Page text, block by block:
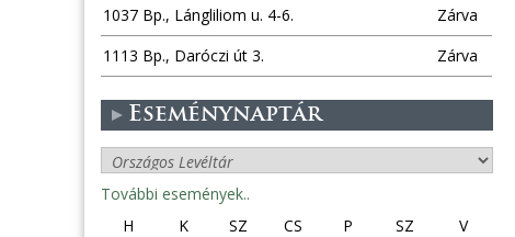
1037 Bp., Lángliliom u. 4-6.
Zárva
1113 Bp., Daróczi út 3.
Zárva
Eseménynaptár
További események..
H
K SZ CS P SZ
V